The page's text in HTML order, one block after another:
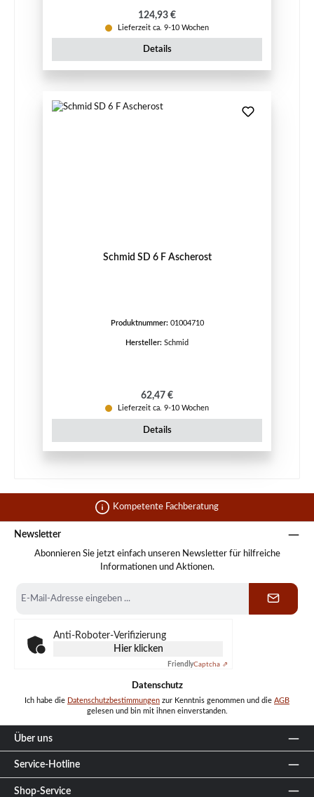
Regulärer Preis:
124,93 €
Lieferzeit ca. 9-10 Wochen
Details
Schmid SD 6 F Ascherost
Produktnummer: 01004710
Hersteller: Schmid
Regulärer Preis:
62,47 €
Lieferzeit ca. 9-10 Wochen
Details
Kompetente Fachberatung
Newsletter
Abonnieren Sie jetzt einfach unseren Newsletter für hilfreiche
Informationen und Aktionen.
Mail-
Anti-Roboter-Verifizierung
Hier klicken
FriendlyCaptcha ⇗
Datenschutz
Ich habe die Datenschutzbestimmungen zur Kenntnis genommen und die AGB
gelesen und bin mit ihnen einverstanden.
Über uns
Service-Hotline
Shop-Service